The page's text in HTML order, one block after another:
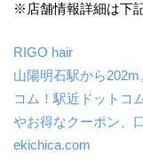
※店舗情報詳細は下
RIGO hair
山陽明石駅から
コム！駅近ドットコ
やお得なクーポン、
ekichica.com